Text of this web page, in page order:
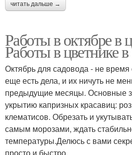
читать дальше →
Работы в октябре в
Работы в цветнике
Октябрь для садовода - не время
еще есть дела, и их ничуть не
предыдущие месяцы. Основные
укрытию капризных красавиц:
клематисов. Обрезать и
самым морозами, ждать
температуры.Делюсь с вами